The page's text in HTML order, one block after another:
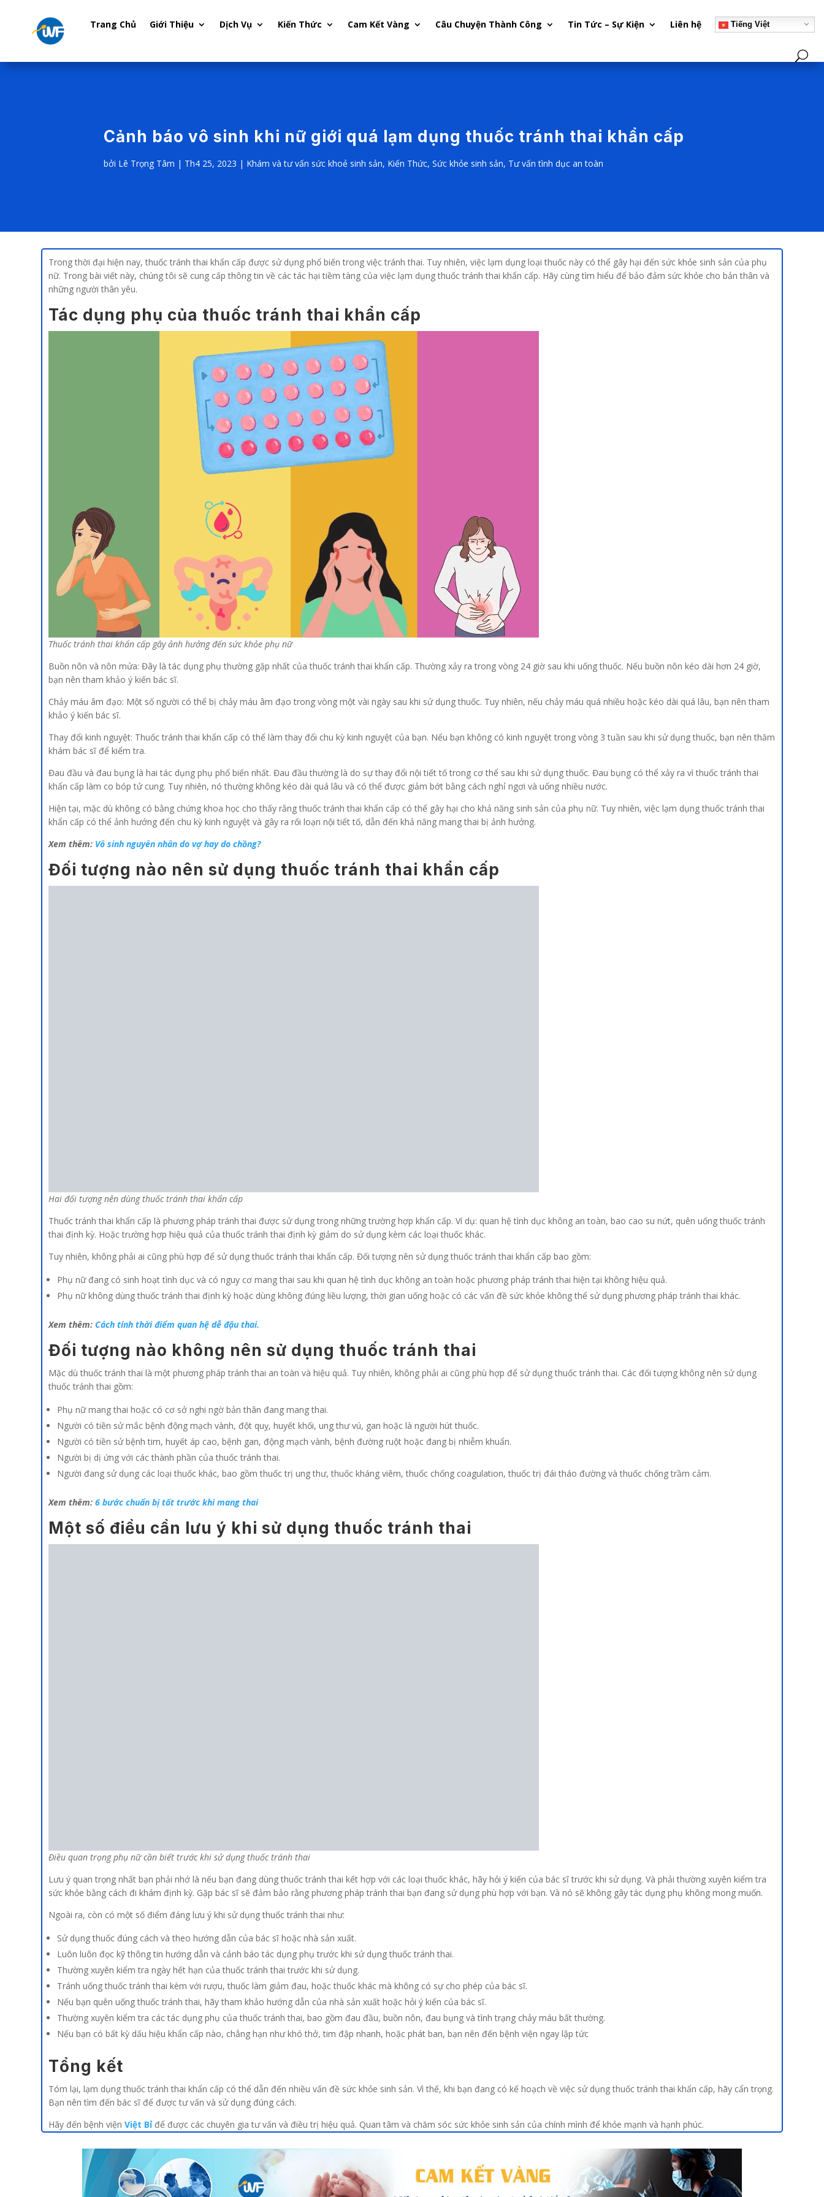
Trang Chủ Giới Thiệu Dịch Vụ Kiến Thức Cam Kết Vàng Câu Chuyện Thành Công Tin Tức – Sự Kiện Liên hệ Tiếng Việt
Cảnh báo vô sinh khi nữ giới quá lạm dụng thuốc tránh thai khẩn cấp
bởi Lê Trọng Tâm | Th4 25, 2023 | Khám và tư vấn sức khoẻ sinh sản, Kiến Thức,Sức khỏe sinh sản, Tư vấn tình dục an toàn
Trong thời đại hiện nay, thuốc tránh thai khẩn cấp được sử dụng phổ biến trong việc tránh thai. Tuy nhiên, việc lạm dụng loại thuốc này có thể gây hại đến sức khỏe sinh sản của phụ
nữ. Trong bài viết này, chúng tôi sẽ cung cấp thông tin về các tác hại tiềm tàng của việc lạm dụng thuốc tránh thai khẩn cấp. Hãy cùng tìm hiểu để bảo đảm sức khỏe cho bản thân và
những người thân yêu.
Tác dụng phụ của thuốc tránh thai khẩn cấp
Thuốc tránh thai khẩn cấp gây ảnh hưởng đến sức khỏe phụ nữ
Buồn nôn và nôn mửa: Đây là tác dụng phụ thường gặp nhất của thuốc tránh thai khẩn cấp. Thường xảy ra trong vòng 24 giờ sau khi uống thuốc. Nếu buồn nôn kéo dài hơn 24 giờ,
bạn nên tham khảo ý kiến ​​bác sĩ.
Chảy máu âm đạo: Một số người có thể bị chảy máu âm đạo trong vòng một vài ngày sau khi sử dụng thuốc. Tuy nhiên, nếu chảy máu quá nhiều hoặc kéo dài quá lâu, bạn nên tham
khảo ý kiến ​​bác sĩ.
Thay đổi kinh nguyệt: Thuốc tránh thai khẩn cấp có thể làm thay đổi chu kỳ kinh nguyệt của bạn. Nếu bạn không có kinh nguyệt trong vòng 3 tuần sau khi sử dụng thuốc, bạn nên thăm
khám bác sĩ để kiểm tra.
Đau đầu và đau bụng là hai tác dụng phụ phổ biến nhất. Đau đầu thường là do sự thay đổi nội tiết tố trong cơ thể sau khi sử dụng thuốc. Đau bụng có thể xảy ra vì thuốc tránh thai
khẩn cấp làm co bóp tử cung. Tuy nhiên, nó thường không kéo dài quá lâu và có thể được giảm bớt bằng cách nghỉ ngơi và uống nhiều nước.
Hiện tại, mặc dù không có bằng chứng khoa học cho thấy rằng thuốc tránh thai khẩn cấp có thể gây hại cho khả năng sinh sản của phụ nữ. Tuy nhiên, việc lạm dụng thuốc tránh thai
khẩn cấp có thể ảnh hưởng đến chu kỳ kinh nguyệt và gây ra rối loạn nội tiết tố, dẫn đến khả năng mang thai bị ảnh hưởng.
Xem thêm: Vô sinh nguyên nhân do vợ hay do chồng?
Đối tượng nào nên sử dụng thuốc tránh thai khẩn cấp
Hai đối tượng nên dùng thuốc tránh thai khẩn cấp
Thuốc tránh thai khẩn cấp là phương pháp tránh thai được sử dụng trong những trường hợp khẩn cấp. Ví dụ: quan hệ tình dục không an toàn, bao cao su nứt, quên uống thuốc tránh
thai định kỳ. Hoặc trường hợp hiệu quả của thuốc tránh thai định kỳ giảm do sử dụng kèm các loại thuốc khác.
Tuy nhiên, không phải ai cũng phù hợp để sử dụng thuốc tránh thai khẩn cấp. Đối tượng nên sử dụng thuốc tránh thai khẩn cấp bao gồm:
Phụ nữ đang có sinh hoạt tình dục và có nguy cơ mang thai sau khi quan hệ tình dục không an toàn hoặc phương pháp tránh thai hiện tại không hiệu quả.
Phụ nữ không dùng thuốc tránh thai định kỳ hoặc dùng không đúng liều lượng, thời gian uống hoặc có các vấn đề sức khỏe không thể sử dụng phương pháp tránh thai khác.
Xem thêm:Cách tính thời điểm quan hệ dễ đậu thai.
Đối tượng nào không nên sử dụng thuốc tránh thai
Mặc dù thuốc tránh thai là một phương pháp tránh thai an toàn và hiệu quả. Tuy nhiên, không phải ai cũng phù hợp để sử dụng thuốc tránh thai. Các đối tượng không nên sử dụng
thuốc tránh thai gồm:
Phụ nữ mang thai hoặc có cơ sở nghi ngờ bản thân đang mang thai.
Người có tiền sử mắc bệnh động mạch vành, đột quỵ, huyết khối, ung thư vú, gan hoặc là người hút thuốc.
Người có tiền sử bệnh tim, huyết áp cao, bệnh gan, động mạch vành, bệnh đường ruột hoặc đang bị nhiễm khuẩn.
Người bị dị ứng với các thành phần của thuốc tránh thai.
Người đang sử dụng các loại thuốc khác, bao gồm thuốc trị ung thư, thuốc kháng viêm, thuốc chống coagulation, thuốc trị đái tháo đường và thuốc chống trầm cảm.
Xem thêm:6 bước chuẩn bị tốt trước khi mang thai
Một số điều cần lưu ý khi sử dụng thuốc tránh thai
Điều quan trọng phụ nữ cần biết trước khi sử dụng thuốc tránh thai
Lưu ý quan trọng nhất bạn phải nhớ là nếu bạn đang dùng thuốc tránh thai kết hợp với các loại thuốc khác, hãy hỏi ý kiến ​​của bác sĩ trước khi sử dụng. Và phải thường xuyên kiểm tra
sức khỏe bằng cách đi khám định kỳ. Gặp bác sĩ sẽ đảm bảo rằng phương pháp tránh thai bạn đang sử dụng phù hợp với bạn. Và nó sẽ không gây tác dụng phụ không mong muốn.
Ngoài ra, còn có một số điểm đáng lưu ý khi sử dụng thuốc tránh thai như:
Sử dụng thuốc đúng cách và theo hướng dẫn của bác sĩ hoặc nhà sản xuất.
Luôn luôn đọc kỹ thông tin hướng dẫn và cảnh báo tác dụng phụ trước khi sử dụng thuốc tránh thai.
Thường xuyên kiểm tra ngày hết hạn của thuốc tránh thai trước khi sử dụng.
Tránh uống thuốc tránh thai kèm với rượu, thuốc làm giảm đau, hoặc thuốc khác mà không có sự cho phép của bác sĩ.
Nếu bạn quên uống thuốc tránh thai, hãy tham khảo hướng dẫn của nhà sản xuất hoặc hỏi ý kiến ​​của bác sĩ.
Thường xuyên kiểm tra các tác dụng phụ của thuốc tránh thai, bao gồm đau đầu, buồn nôn, đau bụng và tình trạng chảy máu bất thường.
Nếu bạn có bất kỳ dấu hiệu khẩn cấp nào, chẳng hạn như khó thở, tim đập nhanh, hoặc phát ban, bạn nên đến bệnh viện ngay lập tức
Tổng kết
Tóm lại, lạm dụng thuốc tránh thai khẩn cấp có thể dẫn đến nhiều vấn đề sức khỏe sinh sản. Vì thế, khi bạn đang có kế hoạch về việc sử dụng thuốc tránh thai khẩn cấp, hãy cẩn trọng.
Bạn nên tìm đến bác sĩ để được tư vấn và sử dụng đúng cách.
Hãy đến bệnh viện Việt Bỉ để được các chuyên gia tư vấn và điều trị hiệu quả. Quan tâm và chăm sóc sức khỏe sinh sản của chính mình để khỏe mạnh và hạnh phúc.